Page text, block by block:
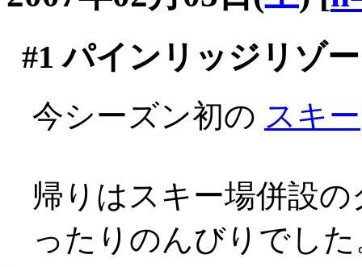
#1 パインリッジリゾ
今シーズン初の スキー
帰りはスキー場併設
ったりのんびりでし